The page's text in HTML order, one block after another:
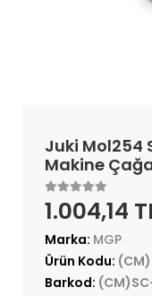
Juki Mol254
Makine
1.004,14
Marka: MGP
Ürün Kodu:
Barkod: